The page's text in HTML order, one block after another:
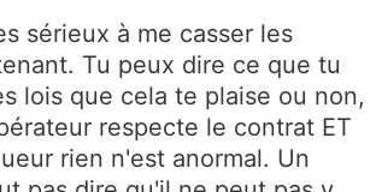
sérieux à me casser les
Tu peux dire ce que tu
lois que cela te plaise ou non,
respecte le contrat ET
rien n'est anormal. Un